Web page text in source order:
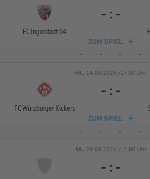
FC Ingolstadt 04
- : -
ZUM SPIEL
- - - -
FR.. 14.08.2026 /17:00 Uhr
FC Würzburger Kickers
- : -
ZUM SPIEL
- - - -
SA.. 29.08.2026 /12:00 Uhr
- : -